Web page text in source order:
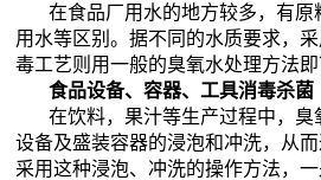
在食品厂用水的地方较多，有原
用水等区别。据不同的水质要求，
毒工艺则用一般的臭氧水处理方法即
食品设备、容器、工具消毒杀菌
在饮料，果汁等生产过程中，臭
设备及盛装容器的浸泡和冲洗，从而
采用这种浸泡、冲洗的操作方法，